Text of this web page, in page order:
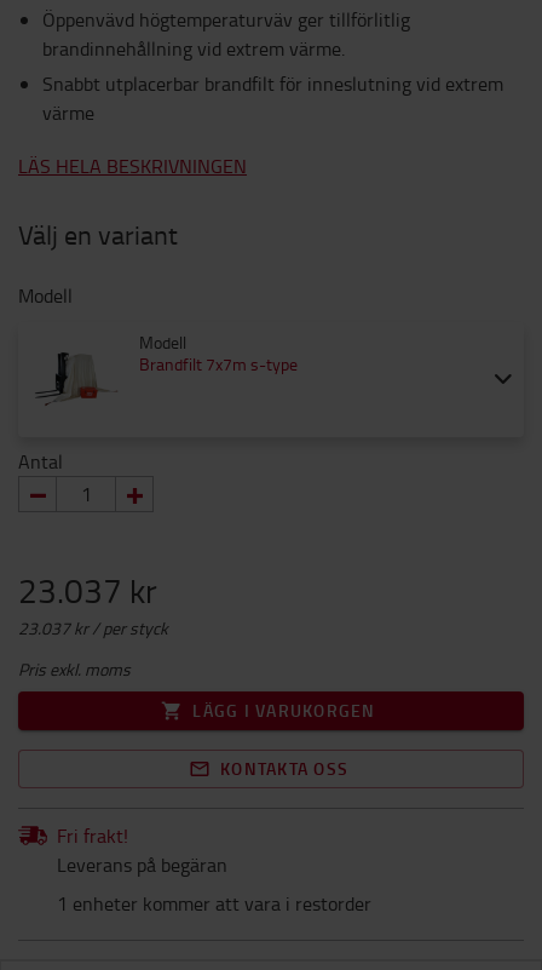
Öppenvävd högtemperaturväv ger tillförlitlig
brandinnehållning vid extrem värme.
Snabbt utplacerbar brandfilt för inneslutning vid extrem
värme
LÄS HELA BESKRIVNINGEN
Välj en variant
Modell
Modell
Brandfilt 7x7m s-type
Antal
23.037 kr
23.037 kr / per styck
Pris exkl. moms
LÄGG I VARUKORGEN
KONTAKTA OSS
Fri frakt!
Leverans på begäran
1 enheter kommer att vara i restorder